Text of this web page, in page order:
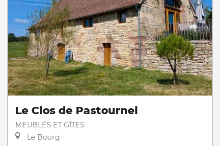
Le Clos de Pastournel
MEUBLÉS ET GÎTES
Le Bourg